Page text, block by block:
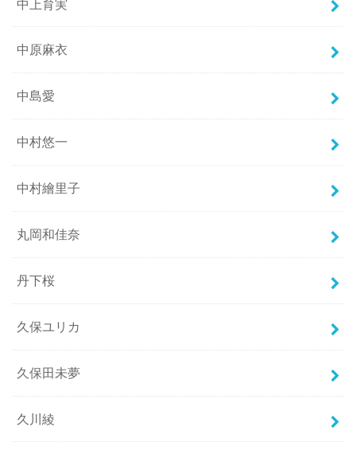
中上育実
中原麻衣
中島愛
中村悠一
中村繪里子
丸岡和佳奈
丹下桜
久保ユリカ
久保田未夢
久川綾